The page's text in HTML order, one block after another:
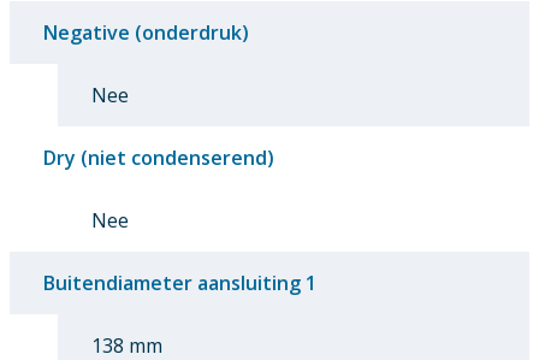
Negative (onderdruk)
Nee
Dry (niet condenserend)
Nee
Buitendiameter aansluiting 1
138 mm